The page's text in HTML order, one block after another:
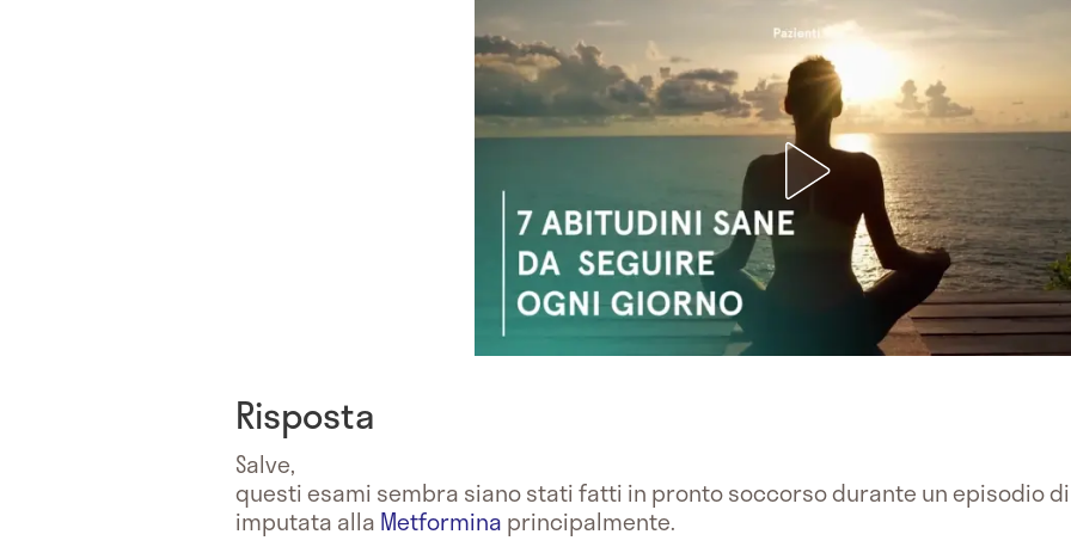
Risposta
Salve,
questi esami sembra siano stati fatti in pronto soccorso durante un episodio di
imputata alla Metformina principalmente.